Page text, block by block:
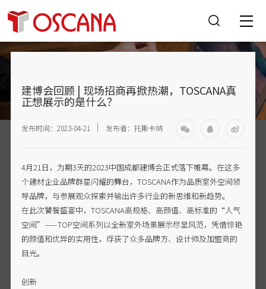
建博会回顾 | 现场招商再掀热潮，TOSCANA真
正想展示的是什么？
发布时间：2023-04-21 发布者：托斯卡纳
4月21日，为期3天的2023中国成都建博会正式落下帷幕。在这多
个建材企业品牌群星闪耀的舞台，TOSCANA作为品质室外空间领
导品牌，与参展观众探索并输出许多行业的新思维和新趋势。
在此次饕餮盛宴中，TOSCANA高规格、高颜值、高标准的“人气
空间”——TOP空间系列以全新室外场景展示尽显风范，凭借惊艳
的颜值和优异的实用性，俘获了众多品牌方、设计师及加盟商的
目光。
创新